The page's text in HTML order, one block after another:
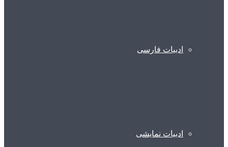
ادبیات فارسی
ادبیات نمایشی